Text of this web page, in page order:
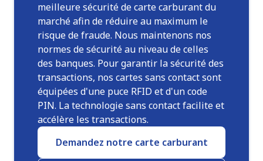
meilleure sécurité de carte carburant du
marché afin de réduire au maximum le
risque de fraude. Nous maintenons nos
normes de sécurité au niveau de celles
des banques. Pour garantir la sécurité des
transactions, nos cartes sans contact sont
équipées d'une puce RFID et d'un code
PIN. La technologie sans contact facilite et
accélère les transactions.
Demandez notre carte carburant